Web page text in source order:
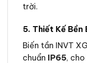
trời.
5. Thiết Kế Bền
Biến tần INVT
chuẩn IP65, cho